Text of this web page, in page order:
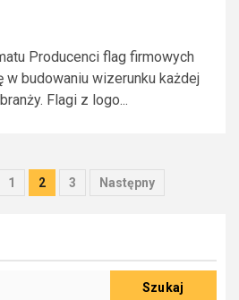
Producenci flag firmowych
budowaniu wizerunku każdej
Flagi z logo...
1 2 3 Następny
Szukaj